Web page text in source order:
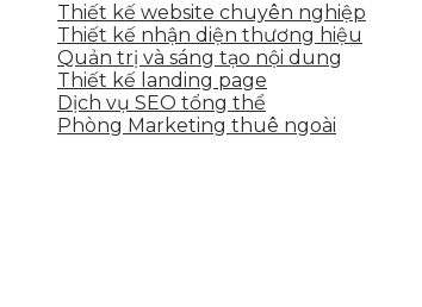
Thiết kế website chuyên nghiệp
Thiết kế nhận diện thương hiệu
Quản trị và sáng tạo nội dung
Thiết kế landing page
Dịch vụ SEO tổng thể
Phòng Marketing thuê ngoài